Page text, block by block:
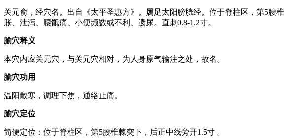
关元俞，经穴名。出自《太平圣惠方》。属足太阳膀胱经。位于脊柱区，第5腰
胀、泄泻、腰骶痛、小便频数或不利、遗尿。直刺0.8-1.2寸。
腧穴释义
本穴内应关元穴，与关元穴相对，为人身原气输注之处，故名。
腧穴功用
温阳散寒，调理下焦，通络止痛。
腧穴定位
简便定位：位于脊柱区，第5腰椎棘突下，后正中线旁开1.5寸 。